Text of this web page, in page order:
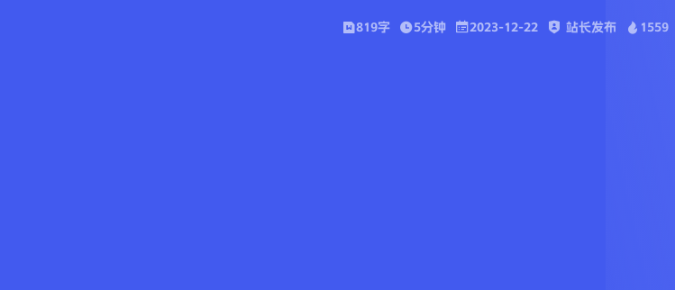
819字 5分钟 2023-12-22 站长发布 1559